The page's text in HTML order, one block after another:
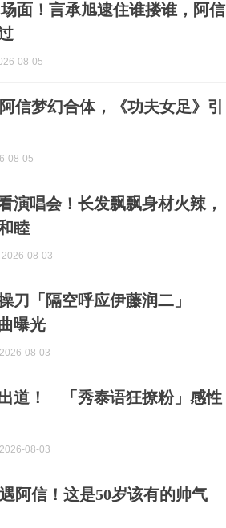
面！言承旭逮住谁搂谁，阿信
08-05
信梦幻合体，《功夫女足》引
08-05
演唱会！长发飘飘身材火辣，
睦
2026-08-03
刀「隔空呼应伊藤润二」
曝光
08-03
道！ 「秀泰语狂撩粉」感性
08-03
阿信！这是50岁该有的帅气